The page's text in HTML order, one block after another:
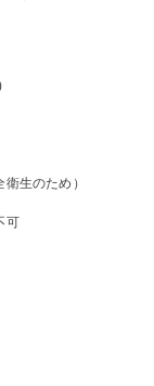
生のため）
可